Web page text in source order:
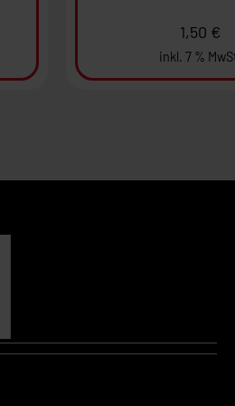
1,50 €
inkl. 7 %